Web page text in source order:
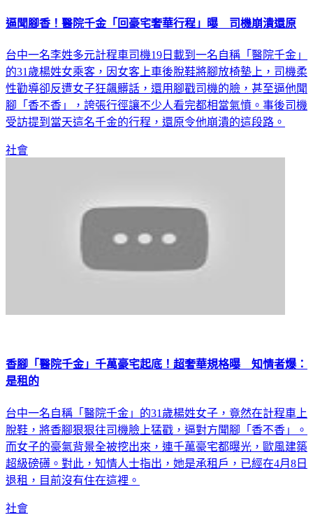
逼聞腳香！醫院千金「回豪宅奢華行程」曝 司機崩潰還原
台中一名李姓多元計程車司機19日載到一名自稱「醫院千金」
的31歲楊姓女乘客，因女客上車後脫鞋將腳放椅墊上，司機柔
性勸導卻反遭女子狂飆髒話，還用腳戳司機的臉，甚至逼他聞
腳「香不香」，誇張行徑讓不少人看完都相當氣憤。事後司機
受訪提到當天這名千金的行程，還原令他崩潰的這段路。
社會
香腳「醫院千金」千萬豪宅起底！超奢華規格曝 知情者爆：
是租的
台中一名自稱「醫院千金」的31歲楊姓女子，竟然在計程車上
脫鞋，將香腳狠狠往司機臉上猛戳，逼對方聞腳「香不香」。
而女子的豪氣背景全被挖出來，連千萬豪宅都曝光，歐風建築
超級磅礡。對此，知情人士指出，她是承租戶，已經在4月8日
退租，目前沒有住在這裡。
社會